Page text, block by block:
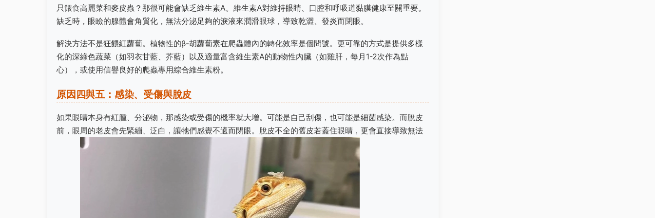
只餵食高麗菜和麥皮蟲？那很可能會缺乏維生素A。維生素A對維持眼睛、口腔和呼吸道黏膜健康至關重要。
缺乏時，眼瞼的腺體會角質化，無法分泌足夠的淚液來潤滑眼球，導致乾澀、發炎而閉眼。
解決方法不是狂餵紅蘿蔔。植物性的β-胡蘿蔔素在爬蟲體內的轉化效率是個問號。更可靠的方式是提供多樣
化的深綠色蔬菜（如羽衣甘藍、芥藍）以及適量富含維生素A的動物性內臟（如雞肝，每月1-2次作為點
心），或使用信譽良好的爬蟲專用綜合維生素粉。
原因四與五：感染、受傷與脫皮
如果眼睛本身有紅腫、分泌物，那感染或受傷的機率就大增。可能是自己刮傷，也可能是細菌感染。而脫皮
前，眼周的老皮會先緊繃、泛白，讓牠們感覺不適而閉眼。脫皮不全的舊皮若蓋住眼睛，更會直接導致無法